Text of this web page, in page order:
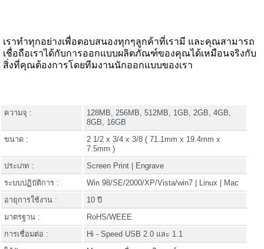
เราทำทุกอย่างเพื่อตอบสนองทุกๆลูกค้าที่เรามี และคุณสามารถ
เชื่อถือเราได้กับการออกแบบผลิตภัณฑ์ของคุณได้เหมือนจริงกับ
สิ่งที่คุณต้องการโดยทีมงานนักออกแบบของเรา
ความจุ :
128MB, 256MB, 512MB, 1GB, 2GB, 4GB,
8GB, 16GB
ขนาด :
2 1/2 x 3/4 x 3/8 ( 71.1mm x 19.4mm x
7.5mm )
ประเภท :
Screen Print | Engrave
ระบบปฏิบัติการ :
Win 98/SE/2000/XP/Vista/win7 | Linux | Mac
อายุการใช้งาน :
10 ปี
มาตรฐาน :
RoHS/WEEE
การเชื่อมต่อ :
Hi - Speed USB 2.0 และ 1.1